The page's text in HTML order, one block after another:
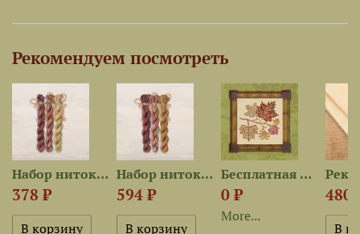
Рекомендуем посмотреть
Набор ниток OwlForest для...
378 ₽
Набор ниток OwlForest для...
594 ₽
Бесплатная схема для...
0 ₽
More...
480